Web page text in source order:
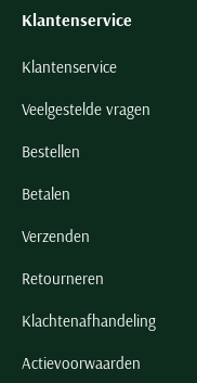
Klantenservice
Klantenservice
Veelgestelde vragen
Bestellen
Betalen
Verzenden
Retourneren
Klachtenafhandeling
Actievoorwaarden